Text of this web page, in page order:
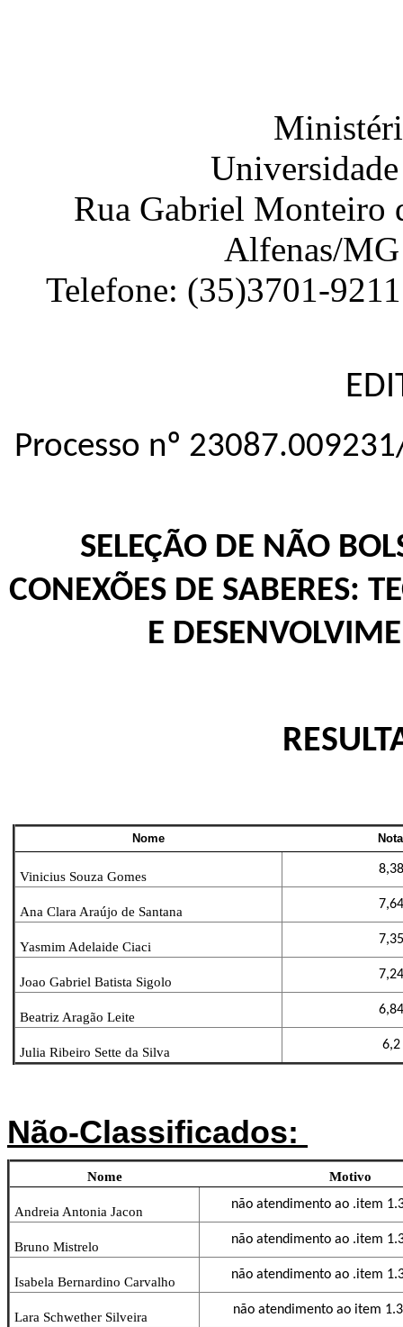
Rua Gabriel Monteiro
Alfenas/MG
Telefone: (35)3701-9211
Processo nº
SELEÇÃO DE NÃO
CONEXÕES DE SABERES:
E
Nome Nota
Vinicius Souza Gomes 8,38
Ana Clara Araújo de Santana 7,64
Yasmim Adelaide Ciaci 7,35
Joao Gabriel Batista Sigolo 7,24
Beatriz Aragão Leite 6,84
Julia Ribeiro Sette da Silva 6,2
Não-Classificados:
Nome Motivo
Andreia Antonia Jacon não atendimento ao .item
Bruno Mistrelo não atendimento ao .item
Isabela Bernardino Carvalho não atendimento ao .item
Lara Schwether Silveira
não atendimento ao item